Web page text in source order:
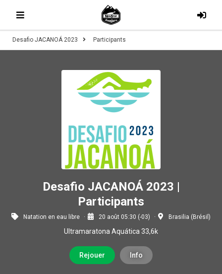
Desafio JACANOÁ 2023 Participants
Desafio JACANOÁ 2023 |
Participants
Natation en eau libre 20 août 05:30 (-03) Brasilia (Brésil)
Ultramaratona Aquática 33,6k
Rejouer Info